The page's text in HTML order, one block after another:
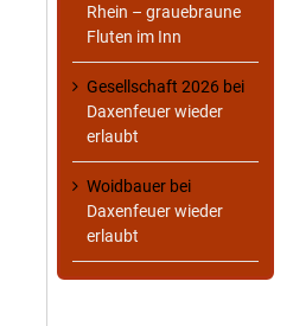
Rhein – grauebraune
Fluten im Inn
Gesellschaft 2026 bei
Daxenfeuer wieder
erlaubt
Woidbauer bei
Daxenfeuer wieder
erlaubt